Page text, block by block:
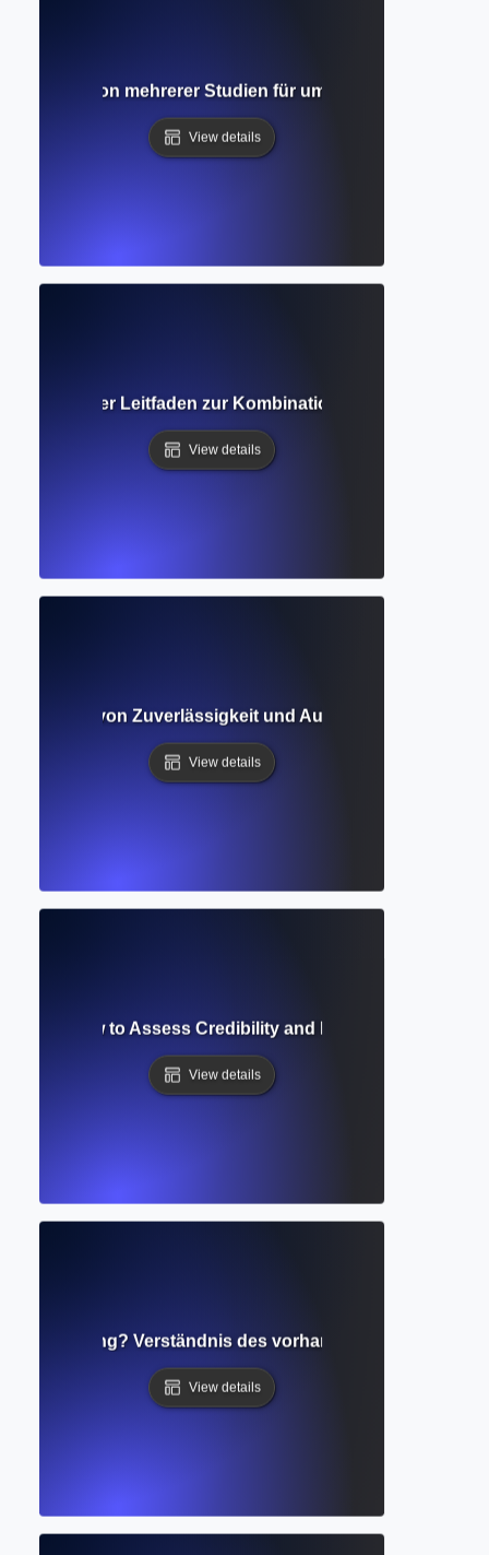
Kombination mehrerer Studien für umfassende
View details
Leitfaden zur Kombination von
View details
von Zuverlässigkeit und Autorität in der
View details
How to Assess Credibility and Relevance of
View details
Forschung? Verständnis des vorhandenen Wissens
View details